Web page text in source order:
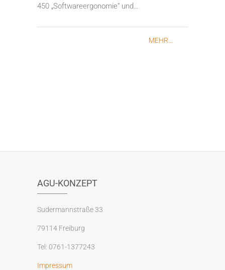
450 „Softwareergonomie“ und…
MEHR...
AGU-KONZEPT
Sudermannstraße 33
79114 Freiburg
Tel: 0761-1377243
Impressum